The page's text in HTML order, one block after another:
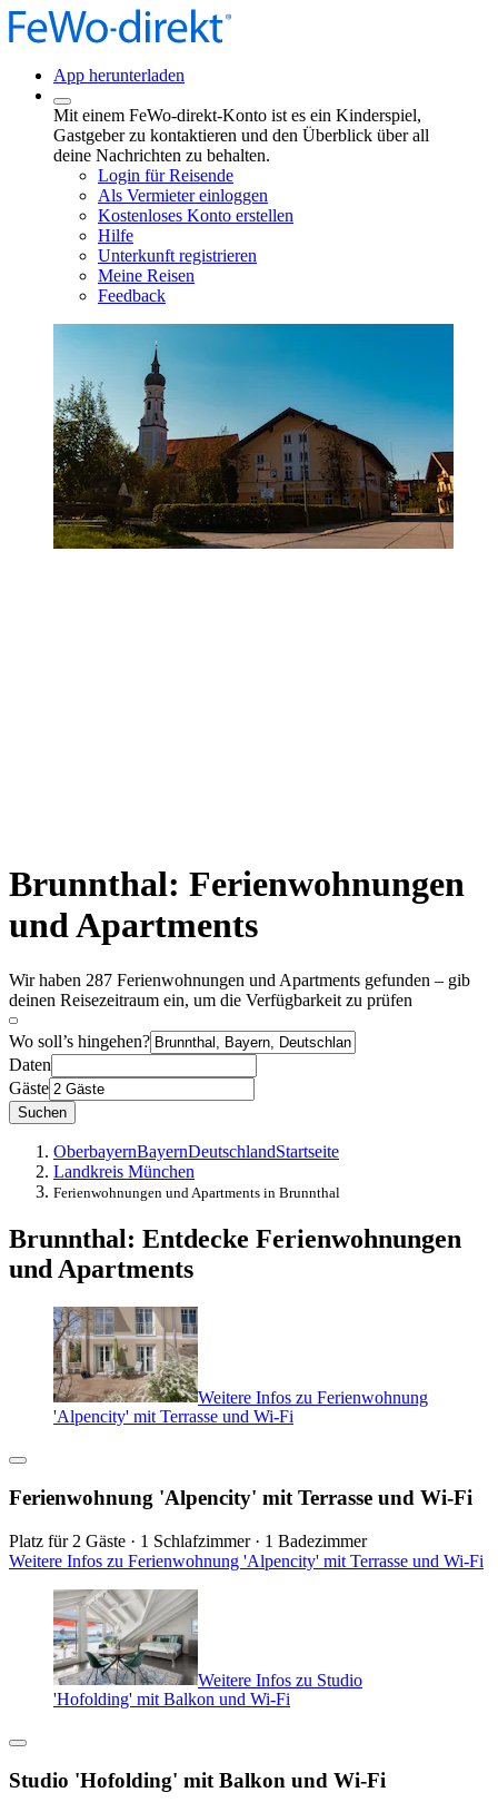
App herunterladen
Mit einem FeWo-direkt-Konto ist es ein Kinderspiel,
Gastgeber zu kontaktieren und den Überblick über all
deine Nachrichten zu behalten.
Login für Reisende
Als Vermieter einloggen
Kostenloses Konto erstellen
Hilfe
Unterkunft registrieren
Meine Reisen
Feedback
Brunnthal: Ferienwohnungen
und Apartments
Wir haben 287 Ferienwohnungen und Apartments gefunden – gib
deinen Reisezeitraum ein, um die Verfügbarkeit zu prüfen
Wo soll’s hingehen?
Daten
Gäste
Suchen
OberbayernBayernDeutschlandStartseite
Landkreis München
Ferienwohnungen und Apartments in Brunnthal
Brunnthal: Entdecke Ferienwohnungen
und Apartments
Weitere Infos zu Ferienwohnung
'Alpencity' mit Terrasse und Wi-Fi
Ferienwohnung 'Alpencity' mit Terrasse und Wi-Fi
Platz für 2 Gäste · 1 Schlafzimmer · 1 Badezimmer
Weitere Infos zu Ferienwohnung 'Alpencity' mit Terrasse und Wi-Fi
Weitere Infos zu Studio
'Hofolding' mit Balkon und Wi-Fi
Studio 'Hofolding' mit Balkon und Wi-Fi